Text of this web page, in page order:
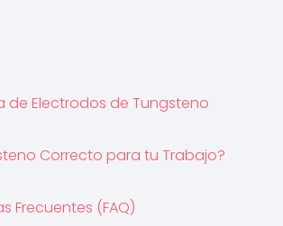
de Electrodos de Tungsteno
Correcto para tu Trabajo?
Frecuentes (FAQ)